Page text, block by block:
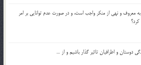
معروف و نهي از منکر واجب است، و در صورت عدم توانايي بر امر
دوستان و اطرافيان تاثير گذار باشيم و از …